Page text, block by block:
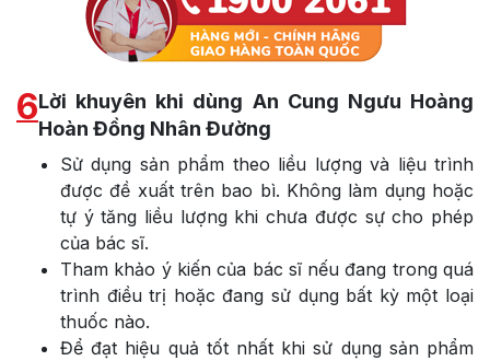
6Lời khuyên khi dùng An Cung Ngưu Hoàng
Hoàn Đồng Nhân Đường
Sử dụng sản phẩm theo liều lượng và liệu trình
được đề xuất trên bao bì. Không làm dụng hoặc
tự ý tăng liều lượng khi chưa được sự cho phép
của bác sĩ.
Tham khảo ý kiến của bác sĩ nếu đang trong quá
trình điều trị hoặc đang sử dụng bất kỳ một loại
thuốc nào.
Để đạt hiệu quả tốt nhất khi sử dụng sản phẩm